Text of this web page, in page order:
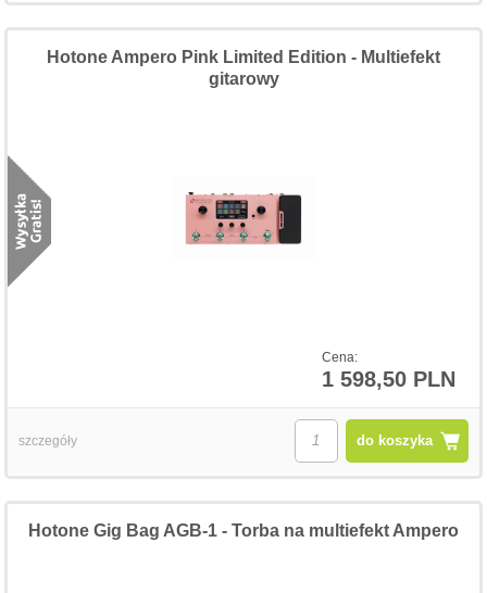
Cena:
1 598,50 PLN
Hotone Ampero Pink Limited Edition - Multiefekt
gitarowy
do koszyka
szczegóły
Hotone Gig Bag AGB-1 - Torba na multiefekt Ampero